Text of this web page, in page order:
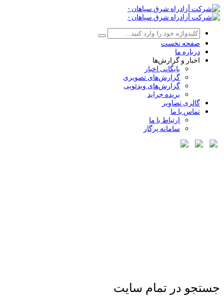
صفحه نخست
درباره ما
اخبار و گزارش‌ها
بایگانی اخبار
گزارش‌های تصویری
گزارش‌های ویدئویی
بریده جراید
گالری تصاویر
تماس با ما
ارتباط با ما
سامانه پرگار
جستجو در تمام سایت